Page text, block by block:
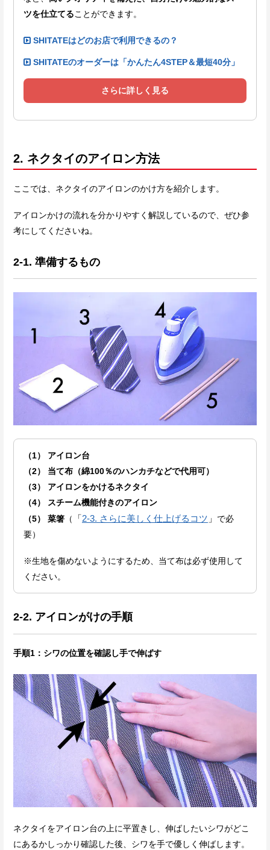
ツを仕立てることができます。
SHITATEはどのお店で利用できるの？
SHITATEのオーダーは「かんたん4STEP＆最短40分」
さらに詳しく見る
2. ネクタイのアイロン方法
ここでは、ネクタイのアイロンのかけ方を紹介します。
アイロンかけの流れを分かりやすく解説しているので、ぜひ参
考にしてくださいね。
2-1. 準備するもの
（1） アイロン台
（2） 当て布（綿100％のハンカチなどで代用可）
（3） アイロンをかけるネクタイ
（4） スチーム機能付きのアイロン
（5） 菜箸 （ 「2-3. さらに美しく仕上げるコツ 」 で必
要）
※生地を傷めないようにするため、当て布は必ず使用して
ください。
2-2. アイロンがけの手順
手順1：シワの位置を確認し手で伸ばす
ネクタイをアイロン台の上に平置きし、伸ばしたいシワがどこ
にあるかしっかり確認した後、シワを手で優しく伸ばします。